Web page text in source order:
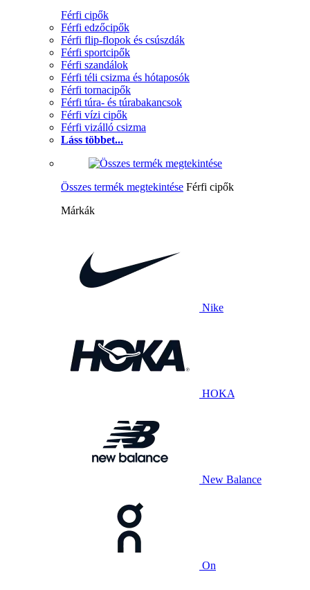
Férfi cipők
Férfi edzőcipők
Férfi flip-flopok és csúszdák
Férfi sportcipők
Férfi szandálok
Férfi téli csizma és hótaposók
Férfi tornacipők
Férfi túra- és túrabakancsok
Férfi vízi cipők
Férfi vizálló csizma
Láss többet...
Összes termék megtekintése Férfi cipők
Márkák
Nike
HOKA
New Balance
On